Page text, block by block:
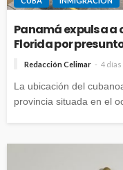
Panamá expulsa
Florida por
Redacción Celimar 4 días
La ubicación del
provincia situada en el